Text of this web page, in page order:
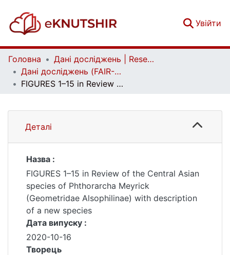
Увійти
Головна
Дані досліджень | Research data
Дані досліджень (FAIR-дані) | Research data (FAIR data)
FIGURES 1–15 in Review of the Central Asian species of Phthorarcha Meyrick (Geometridae Alsophilinae) with description of a new species
Деталі
Назва :
FIGURES 1–15 in Review of the Central Asian
species of Phthorarcha Meyrick
(Geometridae Alsophilinae) with description
of a new species
Дата випуску :
2020-10-16
Творець